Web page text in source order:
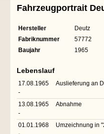
Fahrzeugportrait
Hersteller
Deutz
Fabriknummer
57772
Baujahr
1965
Lebenslauf
17.08.1965
-
Auslieferung an
13.08.1965
-
Abnahme
01.01.1968
Umzeichnung in